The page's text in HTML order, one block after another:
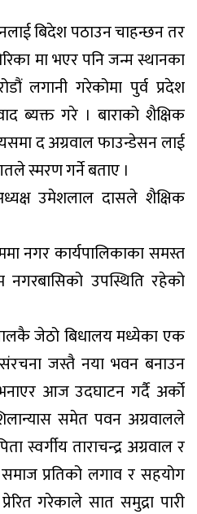
बिदेश पठाउन चाहन्छन तर
मा भएर पनि जन्म स्थानका
लगानी गरेकोमा पुर्व प्रदेश
ब्यक्त गरे । बाराको शैक्षिक
द अग्रवाल फाउन्डेसन लाई
स्मरण गर्ने बताए ।
उमेशलाल दासले शैक्षिक
नगर कार्यपालिकाका समस्त
नगरबासिको उपस्थिति रहेको
जेठो बिधालय मध्येका एक
संरचना जस्तै नया भवन बनाउन
आज उदघाटन गर्दै अर्को
समेत पवन अग्रवालले
ताराचन्द्र अग्रवाल र
समाज प्रतिको लगाव र सहयोग
गरेकाले सात समुद्रा पारी